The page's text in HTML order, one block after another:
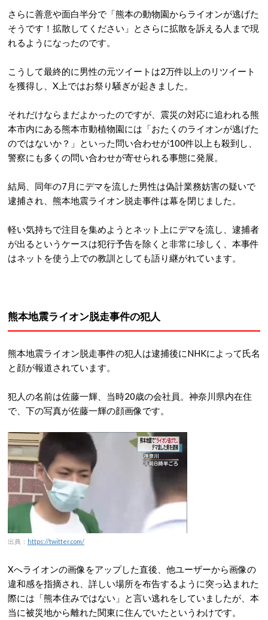
さらに善意や面白半分で「熊本の動物園からライオンが逃げた
そうです！拡散してください」とさらに拡散を訴える人まで現
れるようになったのです。
こうして最終的に男性の元ツイートは2万件以上のリツイート
を獲得し、X上ではお祭り騒ぎが起きました。
それだけならまだよかったのですが、震災の対応に追われる熊
本市内にある熊本市動植物園には「おたくのライオンが逃げた
のではないか？」といった問い合わせが100件以上も殺到し、
警察にも多くの問い合わせが寄せられる事態に発展。
結局、同年の7月にデマを流した男性は偽計業務妨害の疑いで
逮捕され、熊本地震ライオン脱走事件は幕を閉じました。
軽い気持ちで注目を集めようとネット上にデマを流し、逮捕者
が出るというケースは犯行予告を除くと非常に珍しく、本事件
はネットを使う上での教訓としても語り継がれています。
熊本地震ライオン脱走事件の犯人
熊本地震ライオン脱走事件の犯人は逮捕後にNHKによって氏名
と顔が報道されています。
犯人の名前は佐藤一輝、当時20歳の会社員。神奈川県内在住
で、下の写真が佐藤一輝の顔画像です。
出典： https://twitter.com/
Xへライオンの画像をアップした直後、他ユーザーから画像の
違和感を指摘され、詳しい場所を布告するように突っ込まれた
際には「熊本住みではない」と言い逃れをしていましたが、本
当に被災地から離れた関東に住んでいたというわけです。